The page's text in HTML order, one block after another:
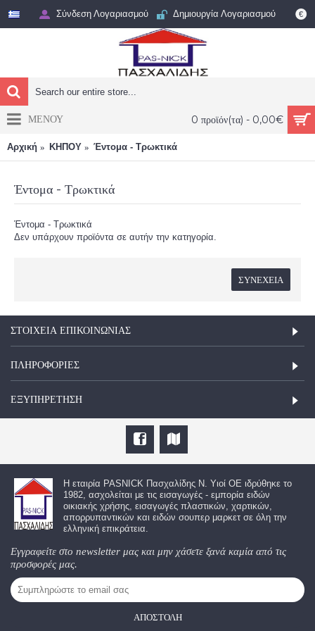
€
Σύνδεση Λογαριασμού Δημιουργία Λογαριασμού
0 προϊόν(τα) - 0,00€
ΜΕΝΟΥ
Αρχική ΚΗΠΟΥ Έντομα - Τρωκτικά
Έντομα - Τρωκτικά
Έντομα - Τρωκτικά
Δεν υπάρχουν προϊόντα σε αυτήν την κατηγορία.
ΣΥΝΈΧΕΙΑ
ΣΤΟΙΧΕΊΑ ΕΠΙΚΟΙΝΩΝΊΑΣ
ΠΛΗΡΟΦΟΡΙΕΣ
ΕΞΥΠΗΡΈΤΗΣΗ
Η εταιρία PASNICK Πασχαλίδης Ν. Υιοί ΟΕ ιδρύθηκε το
1982, ασχολείται με τις εισαγωγές - εμπορία ειδών
οικιακής χρήσης, εισαγωγές πλαστικών, χαρτικών,
απορρυπαντικών και ειδών σουπερ μαρκετ σε όλη την
ελληνική επικράτεια.
Εγγραφείτε στο newsletter μας και μην χάσετε ξανά καμία από τις
προσφορές μας.
ΑΠΟΣΤΟΛΉ